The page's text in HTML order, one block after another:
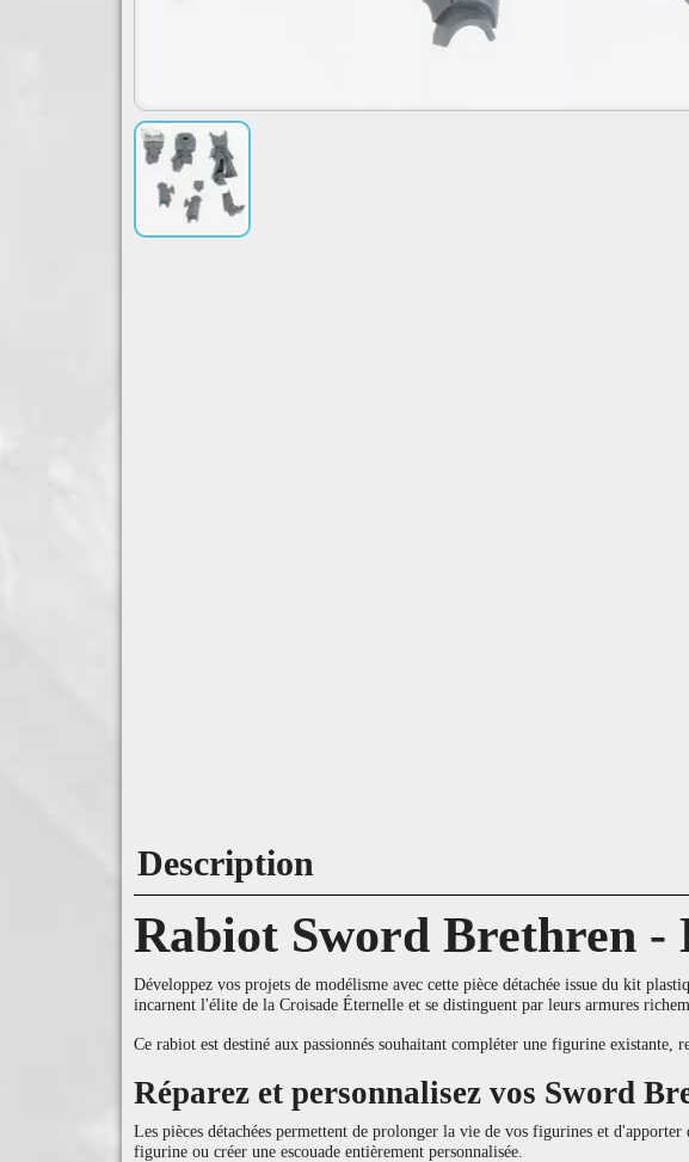
Description
Rabiot Sword Brethren -
Développez vos projets de modélisme avec cette pièce détachée issue du kit
incarnent l'élite de la Croisade Éternelle et se distinguent par leurs armures
Ce rabiot est destiné aux passionnés souhaitant compléter une figurine
Réparez et personnalisez vos Sword
Les pièces détachées permettent de prolonger la vie de vos figurines et
figurine ou créer une escouade entièrement personnalisée.